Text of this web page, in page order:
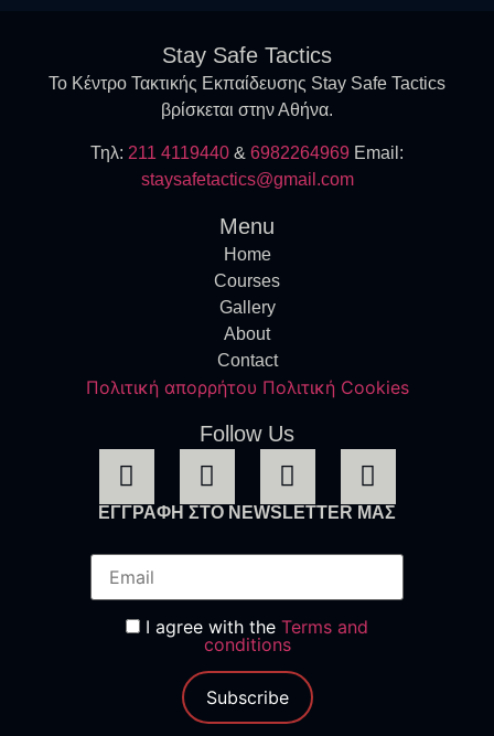
Stay Safe Tactics
Το Κέντρο Τακτικής Εκπαίδευσης Stay Safe Tactics
βρίσκεται στην Αθήνα.
Τηλ: 211 4119440 & 6982264969 Εmail:
staysafetactics@gmail.com
Menu
Home
Courses
Gallery
About
Contact
Πολιτική απορρήτου Πολιτική Cookies
Follow Us
ΕΓΓΡΑΦΗ ΣΤΟ NEWSLETTER ΜΑΣ
I agree with the Terms and
conditions
Subscribe